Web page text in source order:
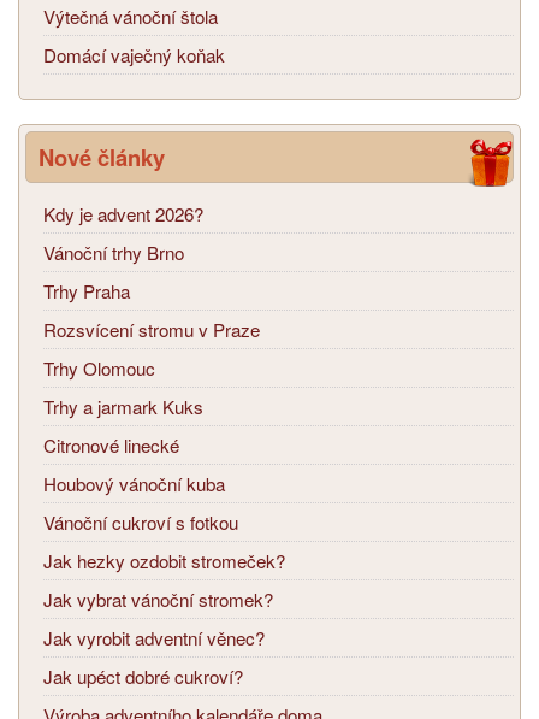
Výtečná vánoční štola
Domácí vaječný koňak
Nové články
Kdy je advent 2026?
Vánoční trhy Brno
Trhy Praha
Rozsvícení stromu v Praze
Trhy Olomouc
Trhy a jarmark Kuks
Citronové linecké
Houbový vánoční kuba
Vánoční cukroví s fotkou
Jak hezky ozdobit stromeček?
Jak vybrat vánoční stromek?
Jak vyrobit adventní věnec?
Jak upéct dobré cukroví?